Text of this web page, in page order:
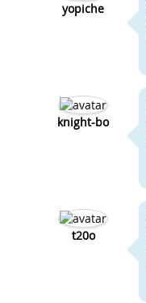
yopiche
knight-bo
t20o